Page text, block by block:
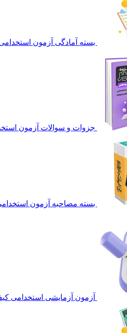
بسته آمادگی آزمون استخدامی
جزوات و سوالات آزمون
بسته مصاحبه آزمون
آزمون آزمایشی استخدامی